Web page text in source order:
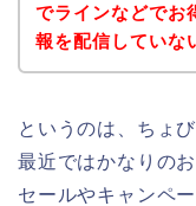
でラインなどでお
報を配信していな
というのは、ちょ
最近ではかなりの
セールやキャンペ